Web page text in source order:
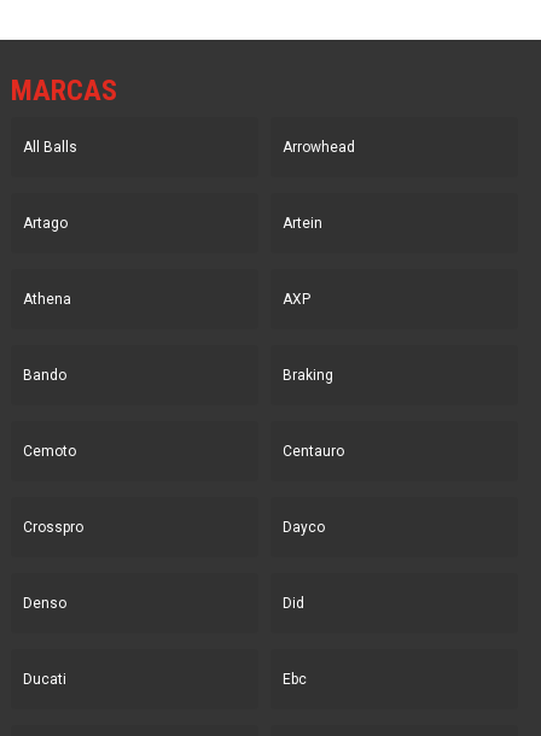
MARCAS
All Balls Arrowhead
Artago Artein
Athena AXP
Bando Braking
Cemoto Centauro
Crosspro Dayco
Denso Did
Ducati Ebc